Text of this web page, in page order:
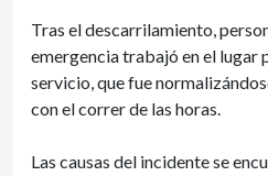
Tras el descarrilamiento,
emergencia trabajó en el lugar
servicio, que fue
con el correr de las horas.
Las causas del incidente se